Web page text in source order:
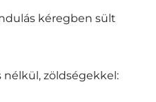
kéregben sült
nélkül, zöldségekkel: